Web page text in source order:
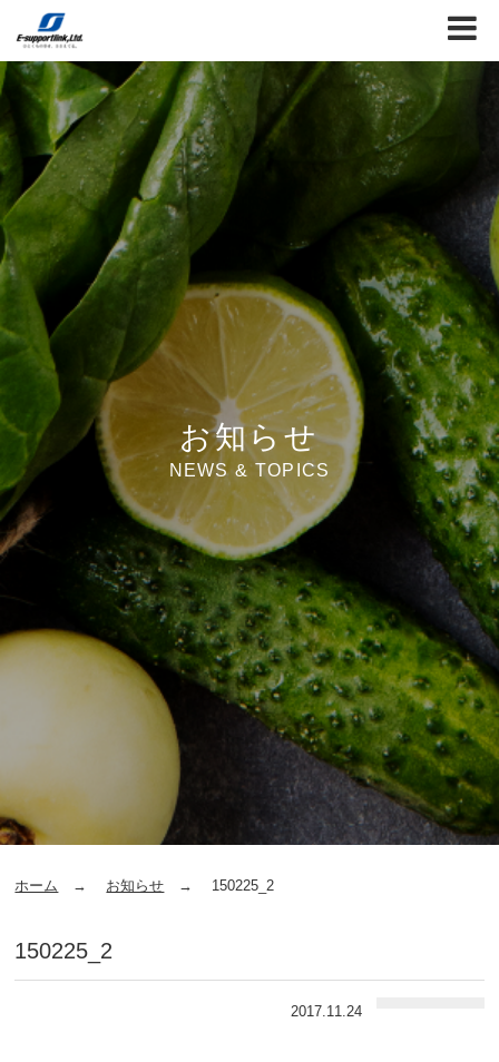
お知らせ
NEWS & TOPICS
ホーム お知らせ 150225_2
150225_2
2017.11.24